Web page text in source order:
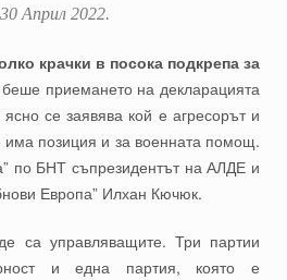
Април 2022.
крачки в посока подкрепа за
приемането на декларацията
се заявява кой е агресорът и
позиция и за военната помощ.
по БНТ съпрезидентът на АЛДЕ и
Европа” Илхан Кючюк.
са управляващите. Три партии
и една партия, която е